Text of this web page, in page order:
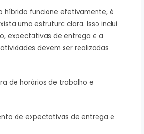
híbrido funcione efetivamente, é
uma estrutura clara. Isso inclui
expectativas de entrega e a
devem ser realizadas
de horários de trabalho e
de expectativas de entrega e